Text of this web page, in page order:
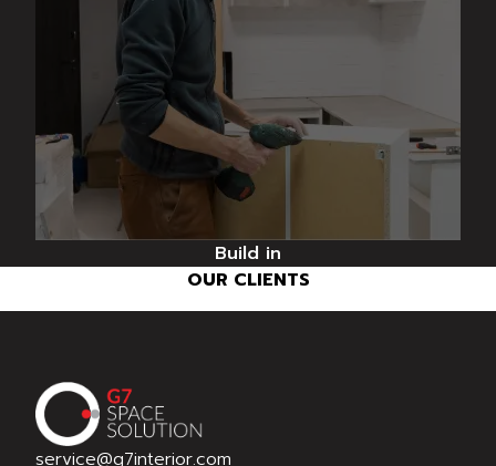
Build in
OUR CLIENTS
service@g7interior.com